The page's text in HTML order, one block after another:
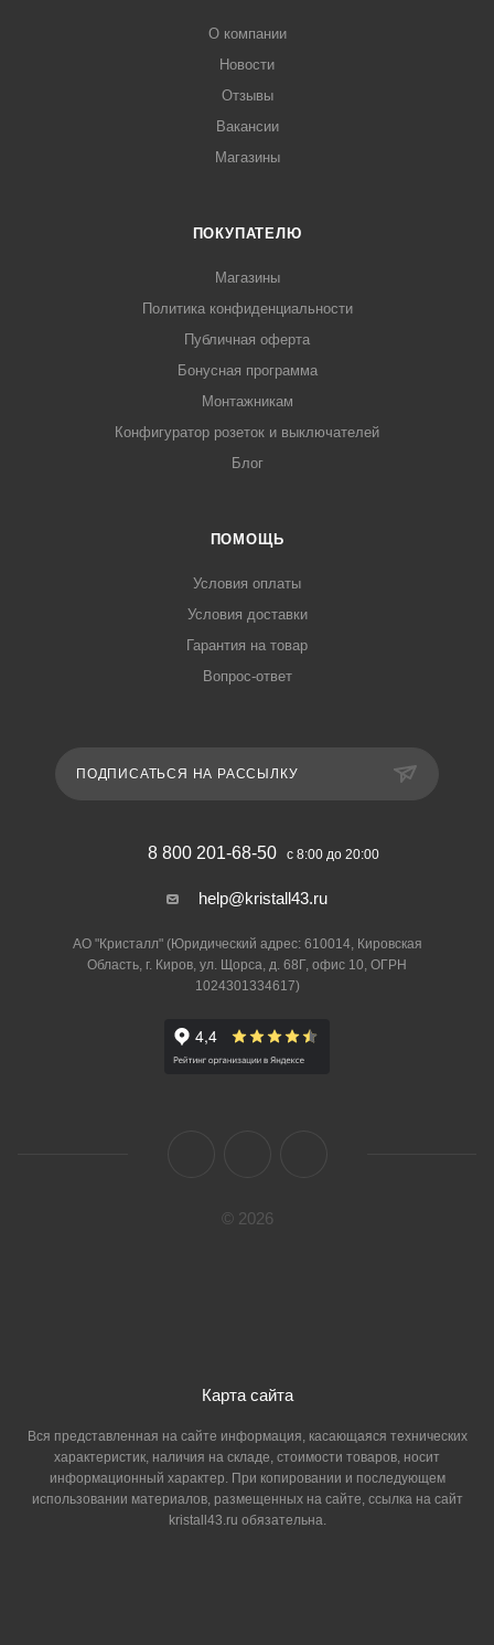
О компании
Новости
Отзывы
Вакансии
Магазины
ПОКУПАТЕЛЮ
Магазины
Политика конфиденциальности
Публичная оферта
Бонусная программа
Монтажникам
Конфигуратор розеток и выключателей
Блог
ПОМОЩЬ
Условия оплаты
Условия доставки
Гарантия на товар
Вопрос-ответ
ПОДПИСАТЬСЯ НА РАССЫЛКУ
8 800 201-68-50 с 8:00 до 20:00
help@kristall43.ru
АО "Кристалл" (Юридический адрес: 610014, Кировская
Область, г. Киров, ул. Щорса, д. 68Г, офис 10, ОГРН
1024301334617)
© 2026
Карта сайта
Вся представленная на сайте информация, касающаяся технических
характеристик, наличия на складе, стоимости товаров, носит
информационный характер. При копировании и последующем
использовании материалов, размещенных на сайте, ссылка на сайт
kristall43.ru обязательна.